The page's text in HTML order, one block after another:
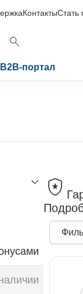
КонтактыСтать
B2B-портал